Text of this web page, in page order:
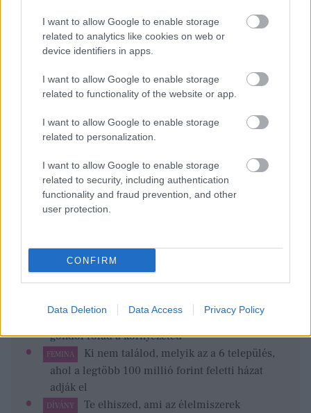
I want to allow Google to enable storage
related to analytics like cookies on web or
device identifiers in apps.
I want to allow Google to enable storage
related to functionality of the website or app.
I want to allow Google to enable storage
related to personalization.
I want to allow Google to enable storage
related to security, including authentication
functionality and fraud prevention, and other
user protection.
CONFIRM
Data Deletion Data Access Privacy Policy
Ezeket olvastad már?
Tényleg ingyen utaznak a légiutas-kísérők? Egy
bennfentes elárulta, hogyan működik a rendszer
Napi horoszkóp: A Vízöntőre flört vár, a Rák bízzon a
képességeiben augusztus 9-én
osztott meg Kim Kardashianról Lewis Hamilton
Hatalmasat nőtt Palvin Barbara babapocakja, friss
Személyiségteszt: most kiderül, mit
gondol rólad a környezeted
FEMINA
Ki nem találod, melyik az a 6 település,
ahol a legtöbb 100 millió forint feletti házat
adják el
DÍVÁNY
Te elhiszed, ami az élelmiszerek